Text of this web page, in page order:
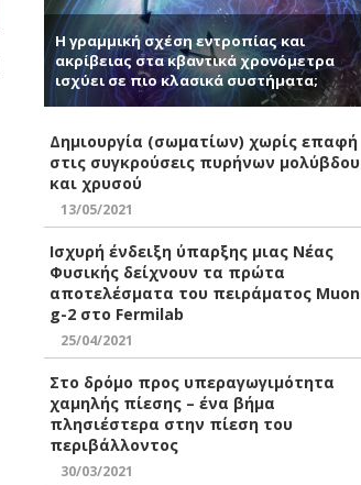
Η γραμμική σχέση εντροπίας και
ακρίβειας στα κβαντικά χρονόμετρα
ισχύει σε πιο κλασικά συστήματα;
Δημιουργία (σωματίων) χωρίς επαφή
στις συγκρούσεις πυρήνων μολύβδου
και χρυσού
13/05/2021
Ισχυρή ένδειξη ύπαρξης μιας Νέας
Φυσικής δείχνουν τα πρώτα
αποτελέσματα του πειράματος Muon
g-2 στο Fermilab
25/04/2021
Στο δρόμο προς υπεραγωγιμότητα
χαμηλής πίεσης – ένα βήμα
πλησιέστερα στην πίεση του
περιβάλλοντος
30/03/2021